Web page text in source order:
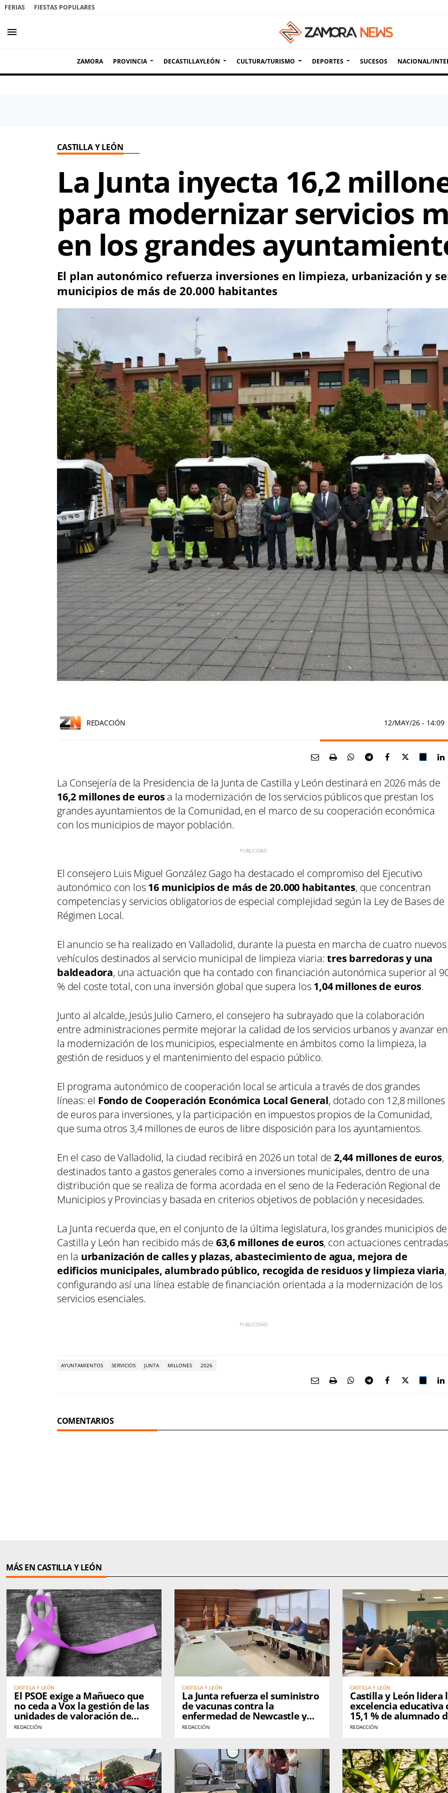
FERIAS FIESTAS POPULARES
menu
ZAMORA PROVINCIA DECASTILLAYLEÓN CULTURA/TURISMO DEPORTES SUCESOS NACIONAL/
CASTILLA Y LEÓN
La Junta inyecta 16,2
para modernizar servicios
en los grandes
El plan autonómico refuerza inversiones en limpieza, urbanización y
municipios de más de 20.000 habitantes
REDACCIÓN 12/MAY/26 - 14:09
La Consejería de la Presidencia de la Junta de Castilla y León destinará en 2026 más de
16,2 millones de eurosa la modernización de los servicios públicos que prestan los
grandes ayuntamientos de la Comunidad, en el marco de su cooperación económica
con los municipios de mayor población.
El consejero Luis Miguel González Gago ha destacado el compromiso del Ejecutivo
autonómico con los16 municipios de más de 20.000 habitantes, que concentran
competencias y servicios obligatorios de especial complejidad según la Ley de Bases de
Régimen Local.
El anuncio se ha realizado en Valladolid, durante la puesta en marcha de cuatro nuevos
vehículos destinados al servicio municipal de limpieza viaria:tres barredoras y una
baldeadora, una actuación que ha contado con financiación autonómica superior al
% del coste total, con una inversión global que supera los1,04 millones de euros.
Junto al alcalde, Jesús Julio Carnero, el consejero ha subrayado que la colaboración
entre administraciones permite mejorar la calidad de los servicios urbanos y avanzar en
la modernización de los municipios, especialmente en ámbitos como la limpieza, la
gestión de residuos y el mantenimiento del espacio público.
El programa autonómico de cooperación local se articula a través de dos grandes
líneas: el Fondo de Cooperación Económica Local General, dotado con 12,8 millones
de euros para inversiones, y la participación en impuestos propios de la Comunidad,
que suma otros 3,4 millones de euros de libre disposición para los ayuntamientos.
En el caso de Valladolid, la ciudad recibirá en 2026 un total de 2,44 millones de euros,
destinados tanto a gastos generales como a inversiones municipales, dentro de una
distribución que se realiza de forma acordada en el seno de la Federación Regional de
Municipios y Provincias y basada en criterios objetivos de población y necesidades.
La Junta recuerda que, en el conjunto de la última legislatura, los grandes municipios de
Castilla y León han recibido más de 63,6 millones de euros, con actuaciones centradas
en la urbanización de calles y plazas, abastecimiento de agua, mejora de
edificios municipales, alumbrado público, recogida de residuos y limpieza viaria,
configurando así una línea estable de financiación orientada a la modernización de los
servicios esenciales.
AYUNTAMIENTOS SERVICIOS JUNTA MILLONES 2026
COMENTARIOS
MÁS EN CASTILLA Y LEÓN
CASTILLA Y LEÓN
El PSOE exige a Mañueco que
no ceda a Vox la gestión de las
unidades de valoración de
violencia de género
REDACCIÓN
CASTILLA Y LEÓN
La Junta refuerza el suministro
de vacunas contra la
enfermedad de Newcastle y
pide prioridad para las zonas
afectadas
REDACCIÓN
CASTILLA Y LEÓN
Castilla y León lidera
excelencia educativa
15,1 % de alumnado
rendimiento, por
media nacional
REDACCIÓN